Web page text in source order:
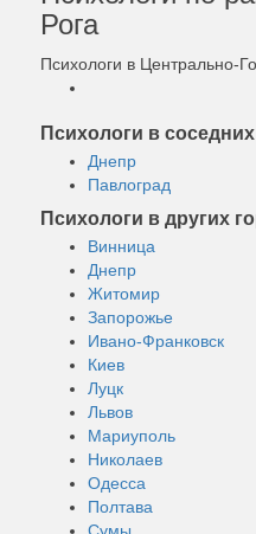
Рога
Психологи в Центрально-
Психологи в
Днепр
Павлоград
Психологи в других
Винница
Днепр
Житомир
Запорожье
Ивано-Франковск
Киев
Луцк
Львов
Мариуполь
Николаев
Одесса
Полтава
Сумы